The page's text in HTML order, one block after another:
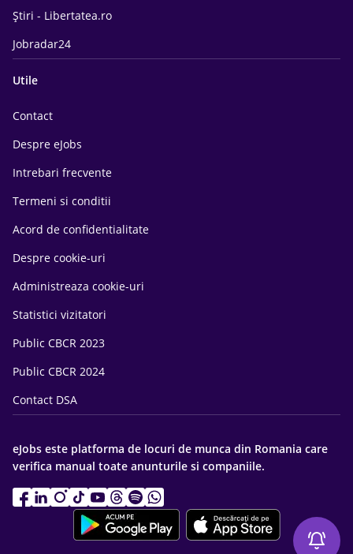
Știri - Libertatea.ro
Jobradar24
Utile
Contact
Despre eJobs
Intrebari frecvente
Termeni si conditii
Acord de confidentialitate
Despre cookie-uri
Administreaza cookie-uri
Statistici vizitatori
Public CBCR 2023
Public CBCR 2024
Contact DSA
eJobs este platforma de locuri de munca din Romania care
verifica manual toate anunturile si companiile.